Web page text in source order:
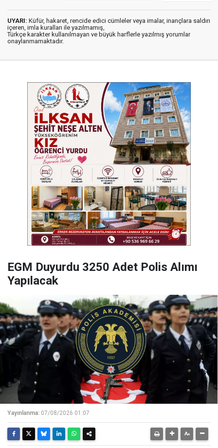
UYARI: Küfür, hakaret, rencide edici cümleler veya imalar, inançlara saldırı
içeren, imla kuralları ile yazılmamış,
Türkçe karakter kullanılmayan ve büyük harflerle yazılmış yorumlar
onaylanmamaktadır.
EGM Duyurdu 3250 Adet Polis Alımı
Yapılacak
Yayınlanma: 07/08/2026 01:07